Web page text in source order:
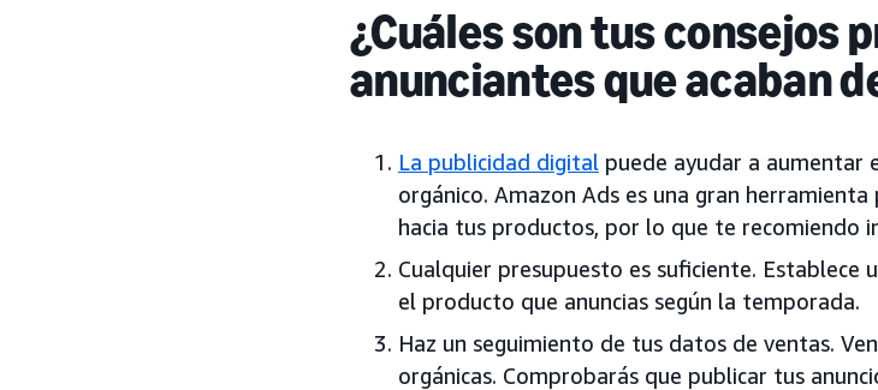
¿Cuáles son tus consejos
anunciantes que acaban
La publicidad digital puede ayudar a aumentar
orgánico. Amazon Ads es una gran herramienta
hacia tus productos, por lo que te recomiendo
Cualquier presupuesto es suficiente. Establece
el producto que anuncias según la temporada.
Haz un seguimiento de tus datos de ventas.
orgánicas. Comprobarás que publicar tus